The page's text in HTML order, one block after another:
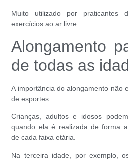
Muito utilizado por praticantes
exercícios ao ar livre.
Alongamento
de todas as
A importância do alongamento não
de esportes.
Crianças, adultos e idosos
quando ela é realizada de forma
de cada faixa etária.
Na terceira idade, por exemplo,